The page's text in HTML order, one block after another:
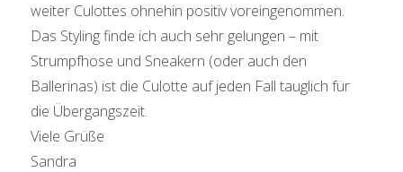
weiter Culottes ohnehin positiv voreingenommen.
Das Styling finde ich auch sehr gelungen – mit
Strumpfhose und Sneakern (oder auch den
Ballerinas) ist die Culotte auf jeden Fall tauglich für
die Übergangszeit.
Viele Grüße
Sandra